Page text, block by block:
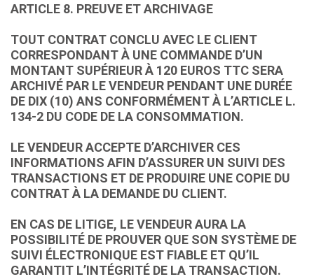
ARTICLE 8. PREUVE ET ARCHIVAGE
TOUT CONTRAT CONCLU AVEC LE CLIENT
CORRESPONDANT À UNE COMMANDE D’UN
MONTANT SUPÉRIEUR À 120 EUROS TTC SERA
ARCHIVÉ PAR LE VENDEUR PENDANT UNE DURÉE
DE DIX (10) ANS CONFORMÉMENT À L’ARTICLE L.
134-2 DU CODE DE LA CONSOMMATION.
LE VENDEUR ACCEPTE D’ARCHIVER CES
INFORMATIONS AFIN D’ASSURER UN SUIVI DES
TRANSACTIONS ET DE PRODUIRE UNE COPIE DU
CONTRAT À LA DEMANDE DU CLIENT.
EN CAS DE LITIGE, LE VENDEUR AURA LA
POSSIBILITÉ DE PROUVER QUE SON SYSTÈME DE
SUIVI ÉLECTRONIQUE EST FIABLE ET QU’IL
GARANTIT L’INTÉGRITÉ DE LA TRANSACTION.